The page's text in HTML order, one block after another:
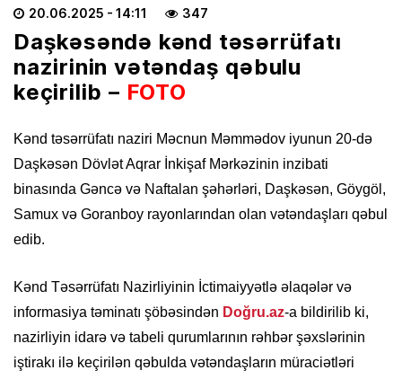
20.06.2025 - 14:11 347
Daşkəsəndə kənd təsərrüfatı
nazirinin vətəndaş qəbulu
keçirilib – FOTO
Kənd təsərrüfatı naziri Məcnun Məmmədov iyunun 20-də
Daşkəsən Dövlət Aqrar İnkişaf Mərkəzinin inzibati
binasında Gəncə və Naftalan şəhərləri, Daşkəsən, Göygöl,
Samux və Goranboy rayonlarından olan vətəndaşları qəbul
edib.
Kənd Təsərrüfatı Nazirliyinin İctimaiyyətlə əlaqələr və
informasiya təminatı şöbəsindən Doğru.az-a bildirilib ki,
nazirliyin idarə və tabeli qurumlarının rəhbər şəxslərinin
iştirakı ilə keçirilən qəbulda vətəndaşların müraciətləri